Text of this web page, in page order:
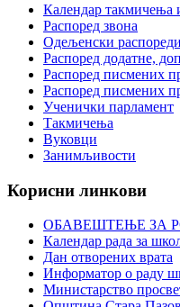
Календар такмичења
Распоред звона
Одељенски
Распоред додатне,
Распоред писмених
Распоред писмених
Ученички парламент
Такмичења
Вуковци
Занимљивости
Корисни линкови
ОБАВЕШТЕЊЕ ЗА
Календар рада за
Дан отворених врата
Информатор о раду
Министарство